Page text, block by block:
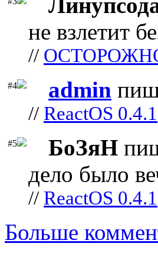
не взлетит
//
#4 admin
// ReactOS 0.4.1
#5 БоЗяН
дело было
// ReactOS 0.4.1
Больше